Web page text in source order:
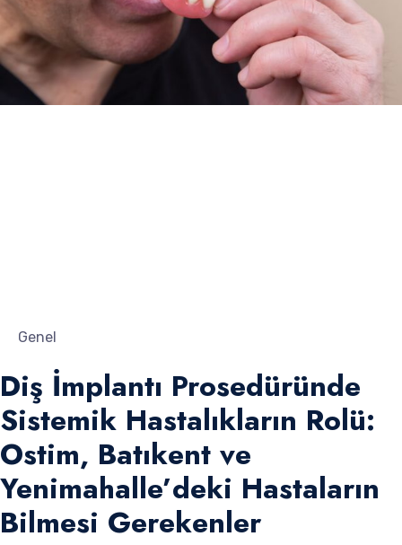
Genel
Diş İmplantı Prosedüründe
Sistemik Hastalıkların Rolü:
Ostim, Batıkent ve
Yenimahalle’deki Hastaların
Bilmesi Gerekenler